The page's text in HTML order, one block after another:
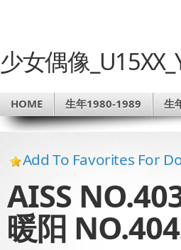
少女偶像
HOME 生年1980-1989 生
Add To Favorites For
AISS
暖阳